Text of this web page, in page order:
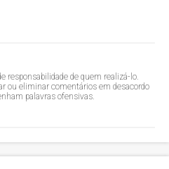
responsabilidade de quem realizá-lo.
ou eliminar comentários em desacordo
palavras ofensivas.